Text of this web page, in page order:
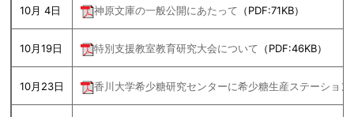
10月 4日 神原文庫の一般公開にあたって （PDF:71KB）
10月19日 特別支援教室教育研究大会について （PDF:46KB）
10月23日 香川大学希少糖研究センターに希少糖生産ステーション